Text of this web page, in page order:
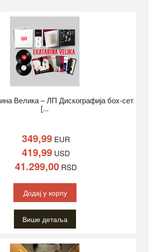
Велика – ЛП Дискографија боx-сет
[...
349,99 EUR
419,99 USD
41.299,00 RSD
Додај у корпу
Више детаља